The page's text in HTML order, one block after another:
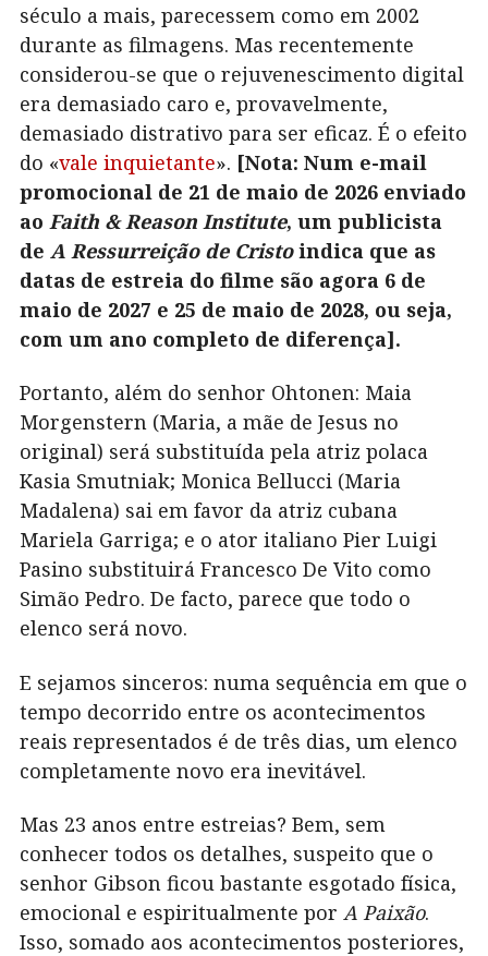
século a mais, parecessem como em 2002
durante as filmagens. Mas recentemente
considerou-se que o rejuvenescimento digital
era demasiado caro e, provavelmente,
demasiado distrativo para ser eficaz. É o efeito
do «vale inquietante». [Nota: Num e-mail
promocional de 21 de maio de 2026 enviado
ao Faith & Reason Institute, um publicista
de A Ressurreição de Cristoindica que as
datas de estreia do filme são agora 6 de
maio de 2027 e 25 de maio de 2028, ou seja,
com um ano completo de diferença].
Portanto, além do senhor Ohtonen: Maia
Morgenstern (Maria, a mãe de Jesus no
original) será substituída pela atriz polaca
Kasia Smutniak; Monica Bellucci (Maria
Madalena) sai em favor da atriz cubana
Mariela Garriga; e o ator italiano Pier Luigi
Pasino substituirá Francesco De Vito como
Simão Pedro. De facto, parece que todo o
elenco será novo.
E sejamos sinceros: numa sequência em que o
tempo decorrido entre os acontecimentos
reais representados é de três dias, um elenco
completamente novo era inevitável.
Mas 23 anos entre estreias? Bem, sem
conhecer todos os detalhes, suspeito que o
senhor Gibson ficou bastante esgotado física,
emocional e espiritualmente por A Paixão.
Isso, somado aos acontecimentos posteriores,